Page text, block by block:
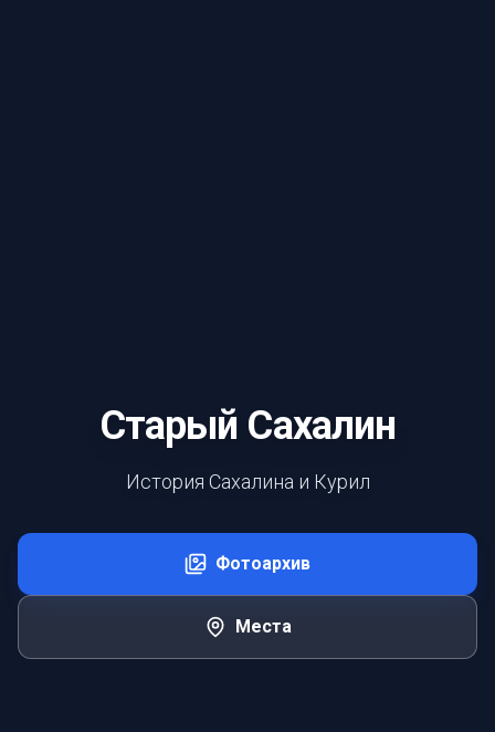
Старый Сахалин
История Сахалина и Курил
Фотоархив
Места